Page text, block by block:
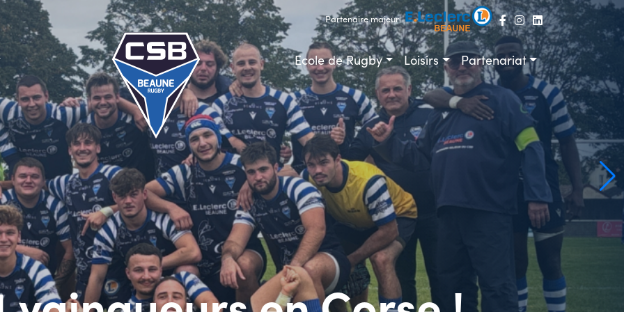
Partenaire majeur
Ecole de Rugby Loisirs Partenariat